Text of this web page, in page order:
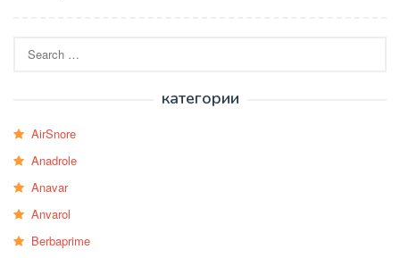
for:
категории
AirSnore
Anadrole
Anavar
Anvarol
Berbaprime